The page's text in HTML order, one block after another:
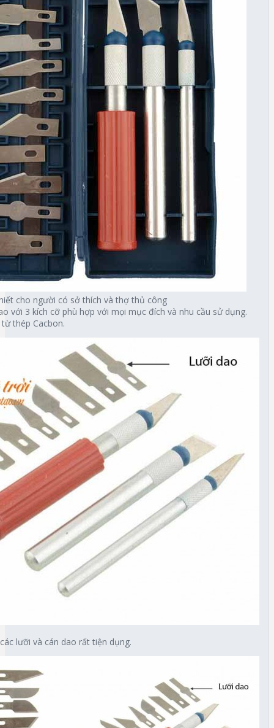
cho người có sở thích và thợ thủ công
với 3 kích cỡ phù hợp với mọi mục đích và nhu cầu sử dụng.
thép Cacbon.
lưỡi và cán dao rất tiện dụng.